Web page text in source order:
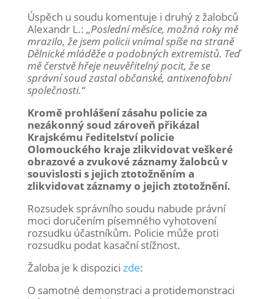
Úspěch u soudu komentuje i druhý z žalobců
Alexandr L.: „Poslední měsíce, možná roky mě
mrazilo, že jsem policii vnímal spíše na straně
Dělnické mláděže a podobných extremistů. Teď
mě čerstvě hřeje neuvěřitelný pocit, že se
správní soud zastal občanské, antixenofobní
společnosti.“
Kromě prohlášení zásahu policie za
nezákonný soud zároveň přikázal
Krajskému ředitelství policie
Olomouckého kraje zlikvidovat veškeré
obrazové a zvukové záznamy žalobců v
souvislosti s jejich ztotožněním a
zlikvidovat záznamy o jejich ztotožnění.
Rozsudek správního soudu nabude právní
moci doručením písemného vyhotovení
rozsudku účastníkům. Policie může proti
rozsudku podat kasační stížnost.
Žaloba je k dispozici zde:
O samotné demonstraci a protidemonstraci